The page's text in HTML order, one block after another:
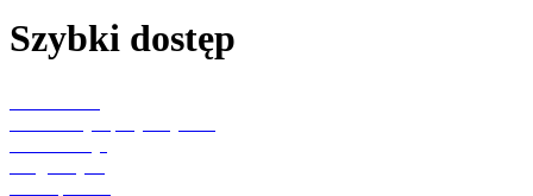
Szybki dostęp